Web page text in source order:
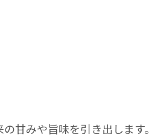
甘みや旨味を引き出します。